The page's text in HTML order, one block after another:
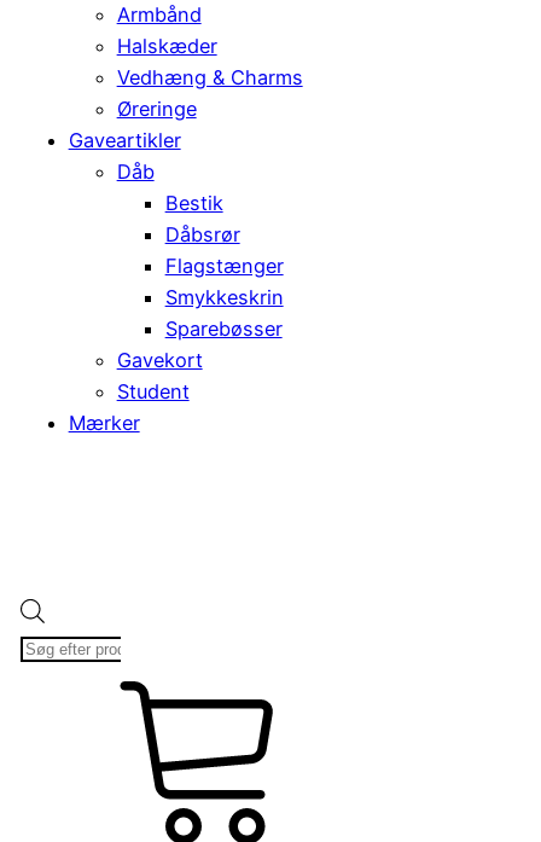
Armbånd
Halskæder
Vedhæng & Charms
Øreringe
Gaveartikler
Dåb
Bestik
Dåbsrør
Flagstænger
Smykkeskrin
Sparebøsser
Gavekort
Student
Mærker
search